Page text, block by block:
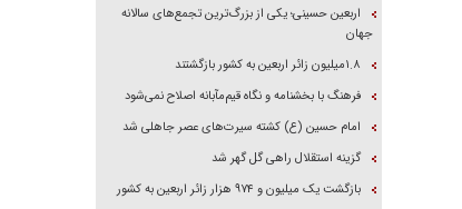
اربعین حسینی؛ یکی از بزرگ‌ترین تجمع‌های سالانه
جهان
۱.۸میلیون زائر اربعین به کشور بازگشتند
فرهنگ با بخشنامه و نگاه قیم‌مآبانه اصلاح نمی‌شود
امام حسین (ع) کشته سیرت‌های عصر جاهلی شد
گزینه استقلال راهی گل گهر شد
بازگشت یک میلیون و ۹۷۴ هزار زائر اربعین به کشور